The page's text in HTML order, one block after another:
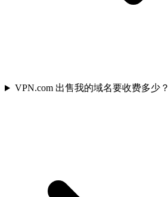
VPN.com 出售我的域名要收费多少？